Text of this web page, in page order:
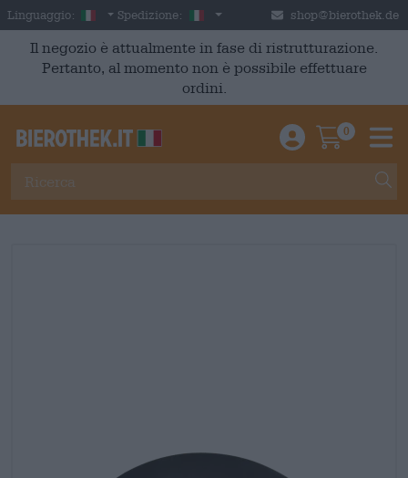
Skip to main content
Linguaggio: Italian
Spedizione: Italia shop@bierothek.de
Il negozio è attualmente in fase di ristrutturazione.
Pertanto, al momento non è possibile effettuare
ordini.
Einloggen /
0